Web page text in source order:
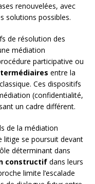
renouvelées, avec
solutions possibles.
de résolution des
médiation
participative ou
entre la
Ces dispositifs
(confidentialité,
un cadre différent.
de la médiation
litige se poursuit devant
déterminant dans
constructif dans leurs
limite l’escalade